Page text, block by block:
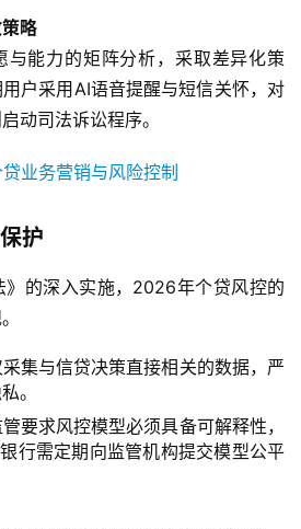
略
与能力的矩阵分析，采取差异化策
户采用AI语音提醒与短信关怀，对
动司法诉讼程序。
护
》的深入实施，2026年个贷风控的
采集与信贷决策直接相关的数据，严
。
管要求风控模型必须具备可解释性，
行需定期向监管机构提交模型公平